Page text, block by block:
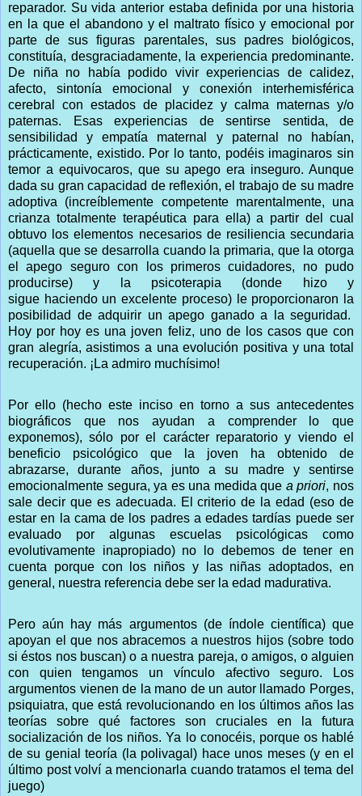
reparador. Su vida anterior estaba definida por una historia
en la que el abandono y el maltrato físico y emocional por
parte de sus figuras parentales, sus padres biológicos,
constituía, desgraciadamente, la experiencia predominante.
De niña no había podido vivir experiencias de calidez,
afecto, sintonía emocional y conexión interhemisférica
cerebral con estados de placidez y calma maternas y/o
paternas. Esas experiencias de sentirse sentida, de
sensibilidad y empatía maternal y paternal no habían,
prácticamente, existido. Por lo tanto, podéis imaginaros sin
temor a equivocaros, que su apego era inseguro. Aunque
dada su gran capacidad de reflexión, el trabajo de su madre
adoptiva (increíblemente competente marentalmente, una
crianza totalmente terapéutica para ella) a partir del cual
obtuvo los elementos necesarios de resiliencia secundaria
(aquella que se desarrolla cuando la primaria, que la otorga
el apego seguro con los primeros cuidadores, no pudo
producirse) y la psicoterapia (donde hizo y
sigue haciendo un excelente proceso) le proporcionaron la
posibilidad de adquirir un apego ganado a la seguridad.
Hoy por hoy es una joven feliz, uno de los casos que con
gran alegría, asistimos a una evolución positiva y una total
recuperación. ¡La admiro muchísimo!
Por ello (hecho este inciso en torno a sus antecedentes
biográficos que nos ayudan a comprender lo que
exponemos), sólo por el carácter reparatorio y viendo el
beneficio psicológico que la joven ha obtenido de
abrazarse, durante años, junto a su madre y sentirse
emocionalmente segura, ya es una medida que a priori, nos
sale decir que es adecuada. El criterio de la edad (eso de
estar en la cama de los padres a edades tardías puede ser
evaluado por algunas escuelas psicológicas como
evolutivamente inapropiado) no lo debemos de tener en
cuenta porque con los niños y las niñas adoptados, en
general, nuestra referencia debe ser la edad madurativa.
Pero aún hay más argumentos (de índole científica) que
apoyan el que nos abracemos a nuestros hijos (sobre todo
si éstos nos buscan) o a nuestra pareja, o amigos, o alguien
con quien tengamos un vínculo afectivo seguro. Los
argumentos vienen de la mano de un autor llamado Porges,
psiquiatra, que está revolucionando en los últimos años las
teorías sobre qué factores son cruciales en la futura
socialización de los niños. Ya lo conocéis, porque os hablé
de su genial teoría (la polivagal) hace unos meses (y en el
último post volví a mencionarla cuando tratamos el tema del
juego)